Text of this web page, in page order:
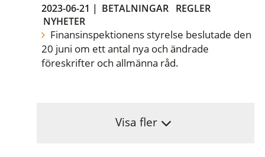
2023-06-21 | BETALNINGAR REGLER
NYHETER
Finansinspektionens styrelse beslutade den
20 juni om ett antal nya och ändrade
föreskrifter och allmänna råd.
Visa fler